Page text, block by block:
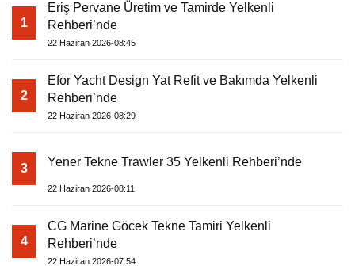
1
Eriş Pervane Üretim ve Tamirde Yelkenli
Rehberi’nde
22 Haziran 2026-08:45
2
Efor Yacht Design Yat Refit ve Bakımda Yelkenli
Rehberi’nde
22 Haziran 2026-08:29
3 Yener Tekne Trawler 35 Yelkenli Rehberi’nde
22 Haziran 2026-08:11
4
CG Marine Göcek Tekne Tamiri Yelkenli
Rehberi’nde
22 Haziran 2026-07:54